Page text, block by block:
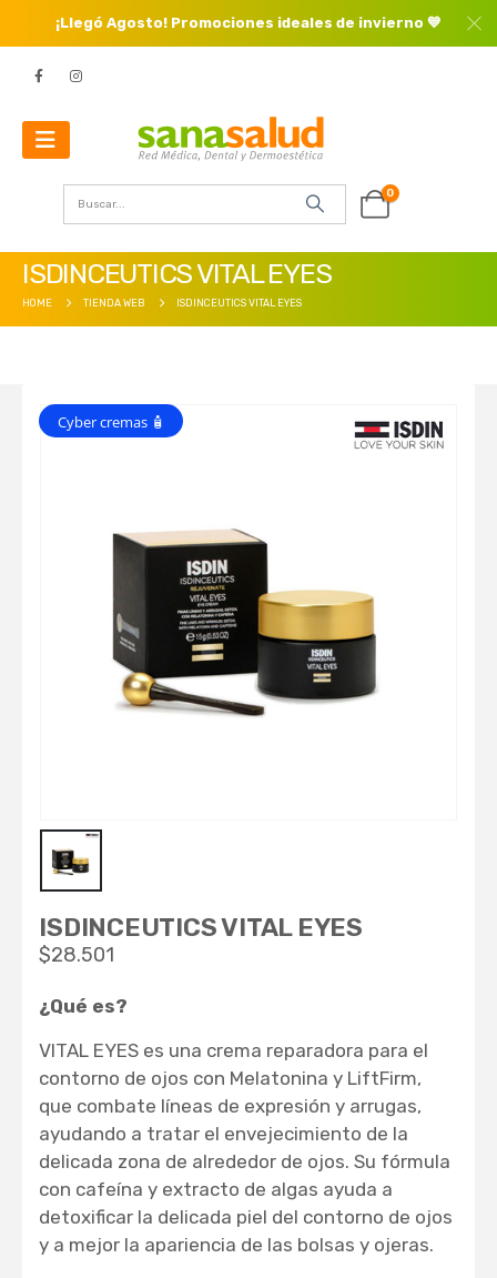
¡Llegó Agosto! Promociones ideales de invierno 💙
0
ISDINCEUTICS VITAL EYES
HOME TIENDA WEB ISDINCEUTICS VITAL EYES
Cyber cremas 🧴
ISDINCEUTICS VITAL EYES
$28.501
¿Qué es?
VITAL EYES es una crema reparadora para el
contorno de ojos con Melatonina y LiftFirm,
que combate líneas de expresión y arrugas,
ayudando a tratar el envejecimiento de la
delicada zona de alrededor de ojos. Su fórmula
con cafeína y extracto de algas ayuda a
detoxificar la delicada piel del contorno de ojos
y a mejor la apariencia de las bolsas y ojeras.